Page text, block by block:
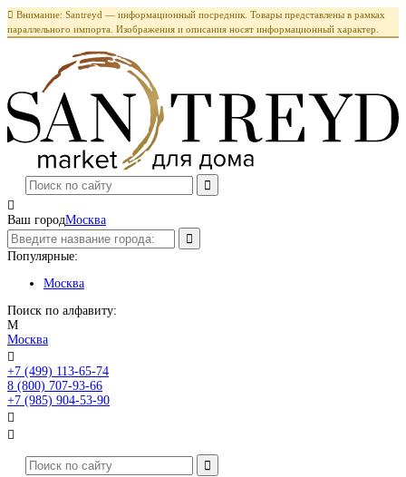
 Внимание: Santreyd — информационный посредник. Товары представлены в рамках
параллельного импорта. Изображения и описания носят информационный характер.

Ваш городМосква
Популярные:
Москва
Поиск по алфавиту:
М
Москва

+7 (499) 113-65-74
8 (800) 707-93-66
+7 (985) 904-53-90

